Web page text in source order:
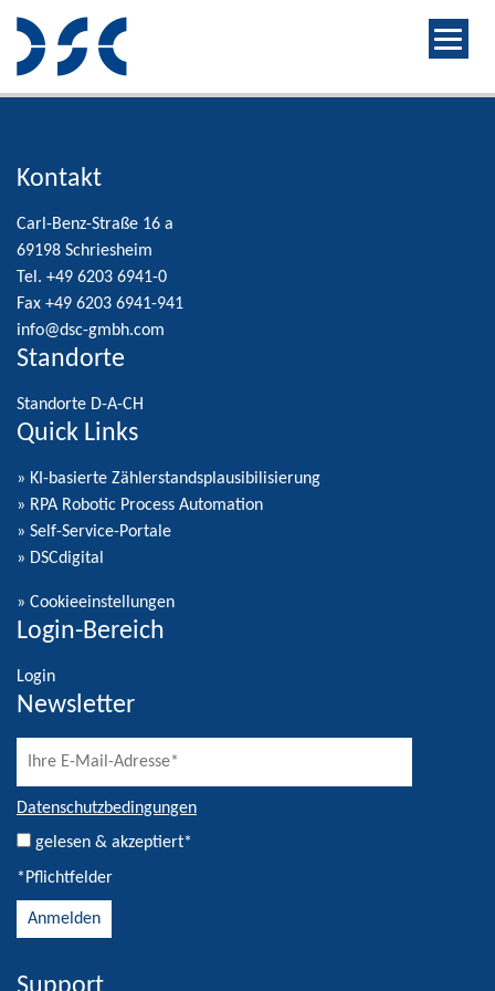
Kontakt
Carl-Benz-Straße 16 a
69198 Schriesheim
Tel. +49 6203 6941-0
Fax +49 6203 6941-941
info@dsc-gmbh.com
Standorte
Standorte D-A-CH
Quick Links
» KI-basierte Zählerstandsplausibilisierung
» RPA Robotic Process Automation
» Self-Service-Portale
» DSCdigital
» Cookieeinstellungen
Login-Bereich
Login
Newsletter
Datenschutzbedingungen
gelesen & akzeptiert*
*Pflichtfelder
Alternative: